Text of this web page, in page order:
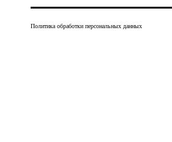
Политика обработки персональных данных